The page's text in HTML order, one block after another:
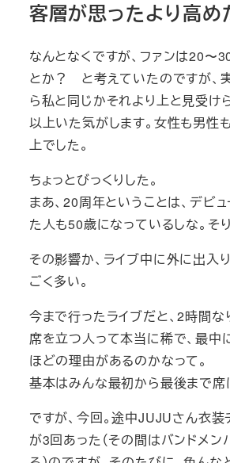
客層が思ったより高め
なんとなくですが、ファンは20〜
とか？ と考えていたのですが、
ら私と同じかそれより上と見受け
以上いた気がします。女性も男性
上でした。
ちょっとびっくりした。
まあ、20周年ということは、デビ
た人も50歳になっているしな。そ
その影響か、ライブ中に外に出入
ごく多い。
今まで行ったライブだと、2時間な
席を立つ人って本当に稀で、最中
ほどの理由があるのかなって。
基本はみんな最初から最後まで席
ですが、今回。途中JUJUさん衣装
が3回あった（その間はバンドメ